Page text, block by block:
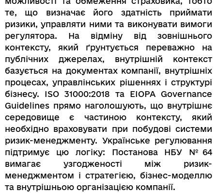
те, що визначає його здатність приймати
ризики, управляти ними та виконувати вимоги
регулятора. На відміну від зовнішнього
контексту, який ґрунтується переважно на
публічних джерелах, внутрішній контекст
базується на документах компанії, внутрішніх
процесах, управлінських рішеннях і структурі
бізнесу. ISO 31000:2018 та EIOPA Governance
Guidelines прямо наголошують, що внутрішнє
середовище є частиною контексту, який
необхідно враховувати при побудові системи
ризик-менеджменту. Українське регулювання
підтримує цю логіку: Постанова НБУ №64
вимагає узгодженості між ризик-
менеджментом і стратегією, бізнес-моделлю
та внутрішньою організацією компанії.